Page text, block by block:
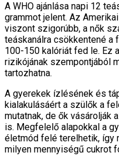
A WHO ajánlása napi 12
grammot jelent. Az
viszont szigorúbb, a nők
teáskanálra csökkentené a
100-150 kalóriát fed le. Ez
rizikójának szempontjából
tartozhatna.
A gyerekek ízlésének és
kialakulásáért a szülők a
mutatnak, de ők vásárolják
is. Megfelelő alapokkal a
életmód felé terelhetik, így
milyen mennyiségű cukrot